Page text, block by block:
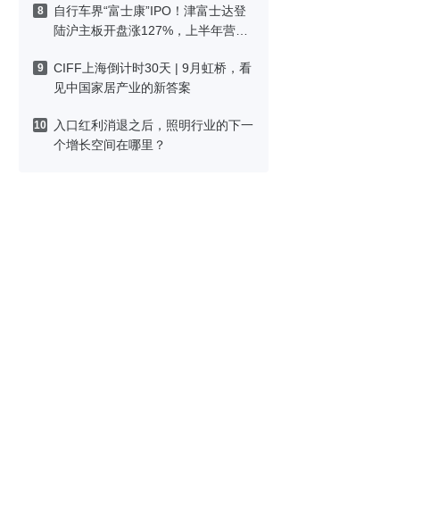
8
自行车界“富士康”IPO！津富士达登
陆沪主板开盘涨127%，上半年营收
9
CIFF上海倒计时30天 | 9月虹桥，看
见中国家居产业的新答案
10
入口红利消退之后，照明行业的下一
个增长空间在哪里？